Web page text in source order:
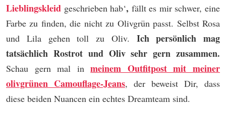
Lieblingskleid geschrieben hab‘, fällt es mir schwer, eine
Farbe zu finden, die nicht zu Olivgrün passt. Selbst Rosa
und Lila gehen toll zu Oliv. Ich persönlich mag
tatsächlich Rostrot und Oliv sehr gern zusammen.
Schau gern mal inmeinem Outfitpost mit meiner
olivgrünen Camouflage-Jeans, der beweist Dir, dass
diese beiden Nuancen ein echtes Dreamteam sind.